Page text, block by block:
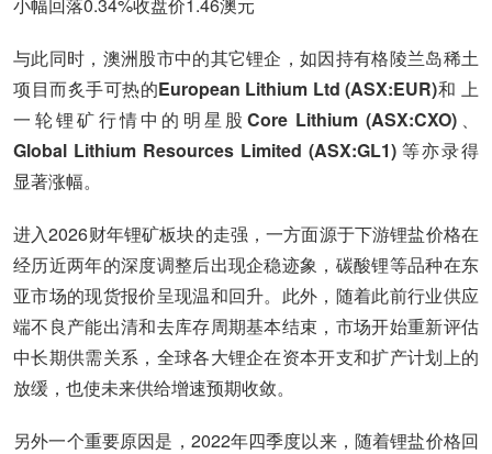
与此同时，澳洲股市中的其它锂企，如因持有格陵兰岛稀土
项目而炙手可热的European Lithium Ltd (ASX:EUR)和 上
一轮锂矿行情中的明星股 Core Lithium (ASX:CXO) 、
Global Lithium Resources Limited (ASX:GL1)等亦录得
显著涨幅。
进入2026财年锂矿板块的走强，一方面源于下游锂盐价格在
经历近两年的深度调整后出现企稳迹象，碳酸锂等品种在东
亚市场的现货报价呈现温和回升。此外，随着此前行业供应
端不良产能出清和去库存周期基本结束，市场开始重新评估
中长期供需关系，全球各大锂企在资本开支和扩产计划上的
放缓，也使未来供给增速预期收敛。
另外一个重要原因是，2022年四季度以来，随着锂盐价格回